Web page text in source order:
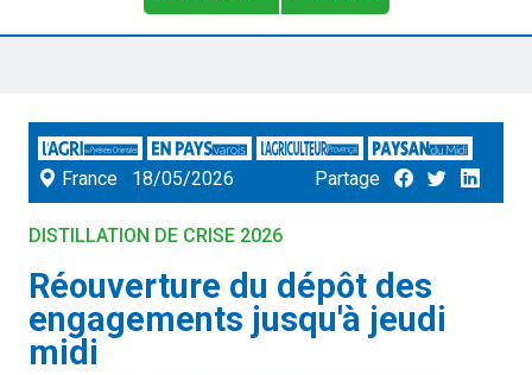
France 18/05/2026 Partage
DISTILLATION DE CRISE 2026
Réouverture du dépôt des
engagements jusqu'à jeudi
midi